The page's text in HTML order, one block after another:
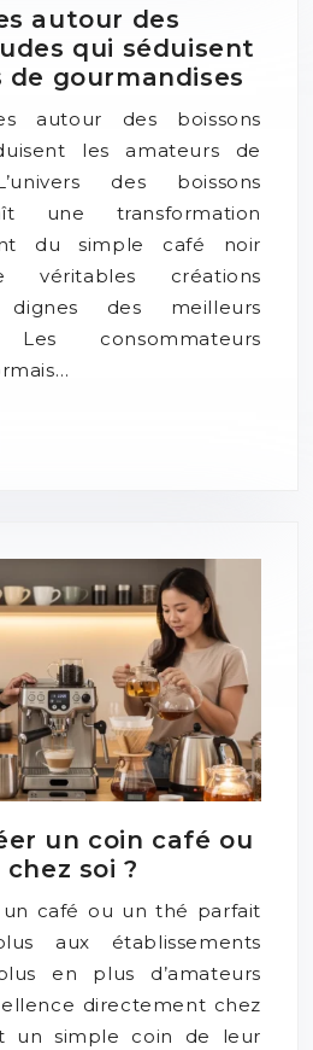
autour des
qui séduisent
de gourmandises
autour des boissons
les amateurs de
des boissons
une transformation
du simple café noir
créations
dignes des meilleurs
Les consommateurs
un coin café ou
soi ?
un café ou un thé parfait
aux établissements
en plus d’amateurs
directement chez
un simple coin de leur